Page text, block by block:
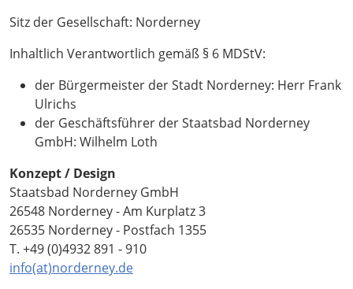
Sitz der Gesellschaft: Norderney
Inhaltlich Verantwortlich gemäß § 6 MDStV:
der Bürgermeister der Stadt Norderney: Herr Frank
Ulrichs
der Geschäftsführer der Staatsbad Norderney
GmbH: Wilhelm Loth
Konzept / Design
Staatsbad Norderney GmbH
26548 Norderney - Am Kurplatz 3
26535 Norderney - Postfach 1355
T. +49 (0)4932 891 - 910
info(at)norderney.de